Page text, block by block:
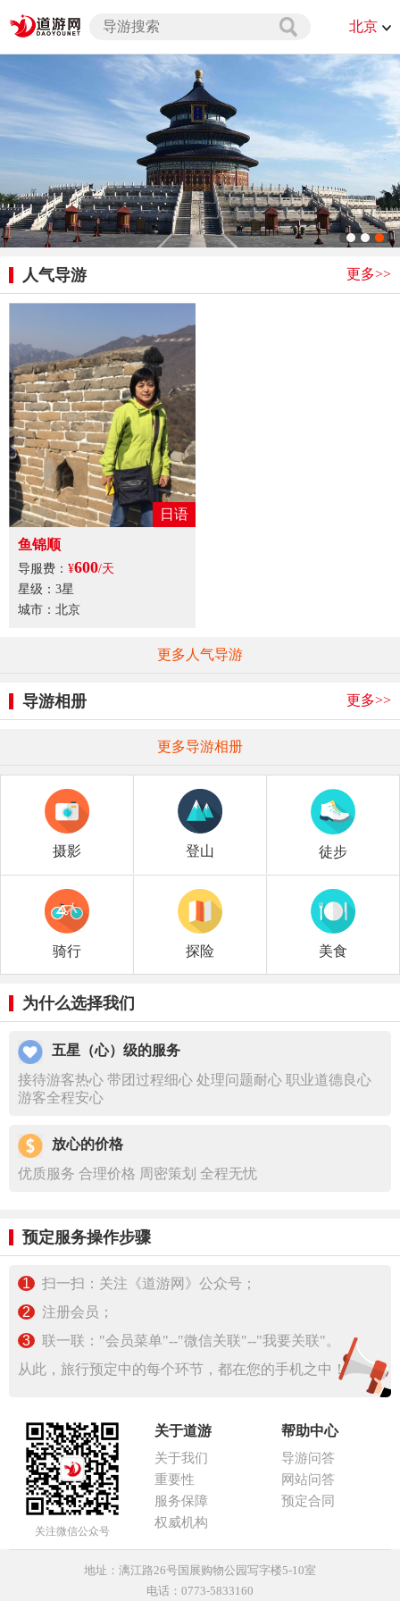
北京
更多>>
人气导游
日语
鱼锦顺
导服费： ¥600/天
星级：3星
城市：北京
更多人气导游
更多>>
导游相册
更多导游相册
摄影 登山 徒步
骑行 探险 美食
为什么选择我们
五星（心）级的服务
接待游客热心 带团过程细心 处理问题耐心 职业道德良心
游客全程安心
放心的价格
优质服务 合理价格 周密策划 全程无忧
预定服务操作步骤
1
扫一扫：关注《道游网》公众号；
2
注册会员；
3
联一联："会员菜单"--"微信关联"--"我要关联"。
从此，旅行预定中的每个环节，都在您的手机之中！
关注微信公众号
关于道游
关于我们
重要性
服务保障
权威机构
帮助中心
导游问答
网站问答
预定合同
地址：漓江路26号国展购物公园写字楼5-10室
电话：0773-5833160